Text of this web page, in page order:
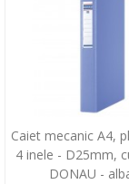
Caiet mecanic A4,
4 inele - D25mm,
DONAU -